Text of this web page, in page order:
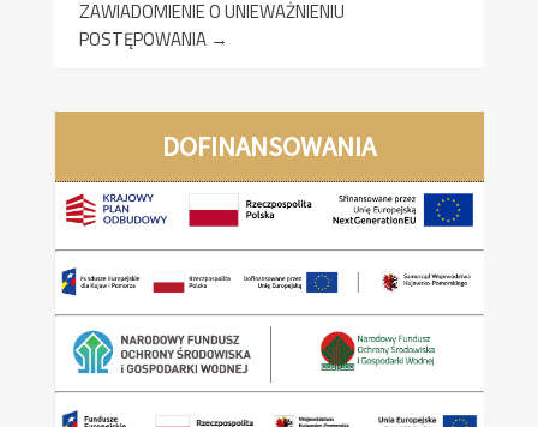
ZAWIADOMIENIE O UNIEWAŻNIENIU
POSTĘPOWANIA →
DOFINANSOWANIA